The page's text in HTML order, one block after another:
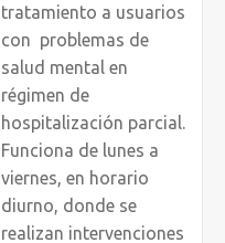
tratamiento a usuarios
con problemas de
salud mental en
régimen de
hospitalización parcial.
Funciona de lunes a
viernes, en horario
diurno, donde se
realizan intervenciones